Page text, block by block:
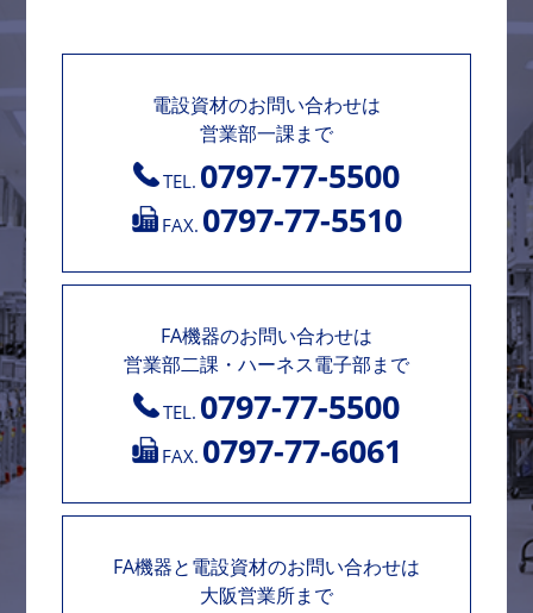
電設資材のお問い合わせは
営業部一課まで
TEL. 0797-77-5500
FAX. 0797-77-5510
FA機器のお問い合わせは
営業部二課・ハーネス電子部まで
TEL. 0797-77-5500
FAX. 0797-77-6061
FA機器と電設資材のお問い合わせは
大阪営業所まで